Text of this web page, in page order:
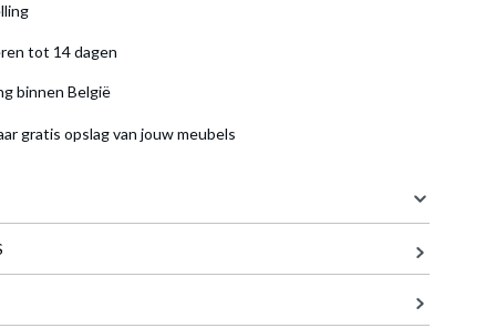
tot 14 dagen
binnen België
gratis opslag van jouw meubels